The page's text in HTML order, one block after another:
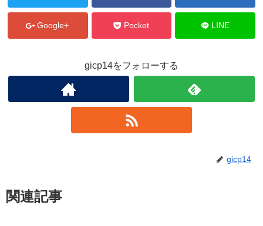
Google+ Pocket LINE
gicp14をフォローする
gicp14
関連記事